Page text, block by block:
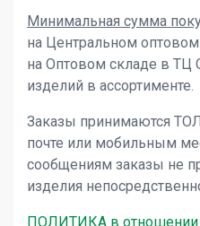
Минимальная сумма
на Центральном
на Оптовом складе в ТЦ
изделий в ассортименте.
Заказы принимаются
почте или мобильным
сообщениям заказы не
изделия
ПОЛИТИКА в отношении